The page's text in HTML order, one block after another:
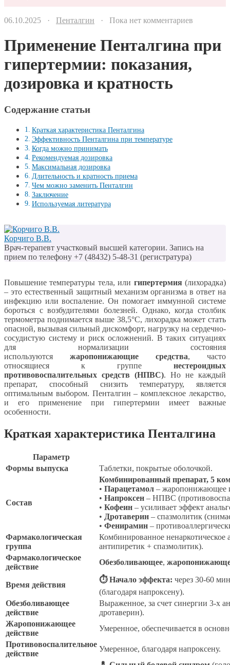
06.10.2025 · Пенталгин · Пока нет комментариев
Применение Пенталгина при
гипертермии: показания,
дозировка и кратность
Содержание статьи
Краткая характеристика Пенталгина
Эффективность Пенталгина при температуре
Когда можно принимать
Рекомендуемая дозировка
Максимальная дозировка
Длительность и кратность приема
Чем можно заменить Пенталгин
Заключение
Используемая литература
Корчиго В.В.
Врач-терапевт участковый высшей категории. Запись на
прием по телефону +7 (48432) 5-48-31 (регистратура)
Повышение температуры тела, или гипертермия(лихорадка)
– это естественный защитный механизм организма в ответ на
инфекцию или воспаление. Он помогает иммунной системе
бороться с возбудителями болезней. Однако, когда столбик
термометра поднимается выше 38,5°C, лихорадка может стать
опасной, вызывая сильный дискомфорт, нагрузку на сердечно-
сосудистую систему и риск осложнений. В таких ситуациях
для нормализации состояния
используются жаропонижающие средства, часто
относящиеся к группе нестероидных
противовоспалительных средств (НПВС). Но не каждый
препарат, способный снизить температуру, является
оптимальным выбором. Пенталгин – комплексное лекарство,
и его применение при гипертермии имеет важные
особенности.
Краткая характеристика Пенталгина
Параметр
Формы выпуска
Таблетки, покрытые оболочкой.
Состав
Комбинированный препарат, 5
• Парацетамол – жаропонижающее
• Напроксен – НПВС
• Кофеин – усиливает эффект
• Дротаверин – спазмолитик
• Фенирамин –
Фармакологическая
группа
Комбинированное ненаркотическое
антипиретик + спазмолитик).
Фармакологическое
действие
Обезболивающее,
Время действия
⏱ Начало эффекта: через 30-60
(благодаря напроксену).
Обезболивающее
действие
Выраженное, за счет синергии 3-х
дротаверин).
Жаропонижающее
действие
Умеренное, обеспечивается в
Противовоспалительное
действие
Умеренное, благодаря напроксену.